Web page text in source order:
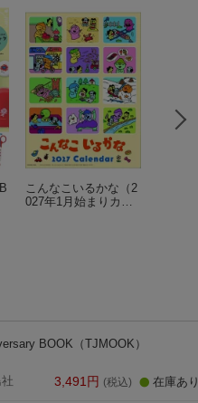
こんなこいるかな（2
027年1月始まりカレ
BOOK （TJMOOK）
3,491 円 (税込) 在庫あり